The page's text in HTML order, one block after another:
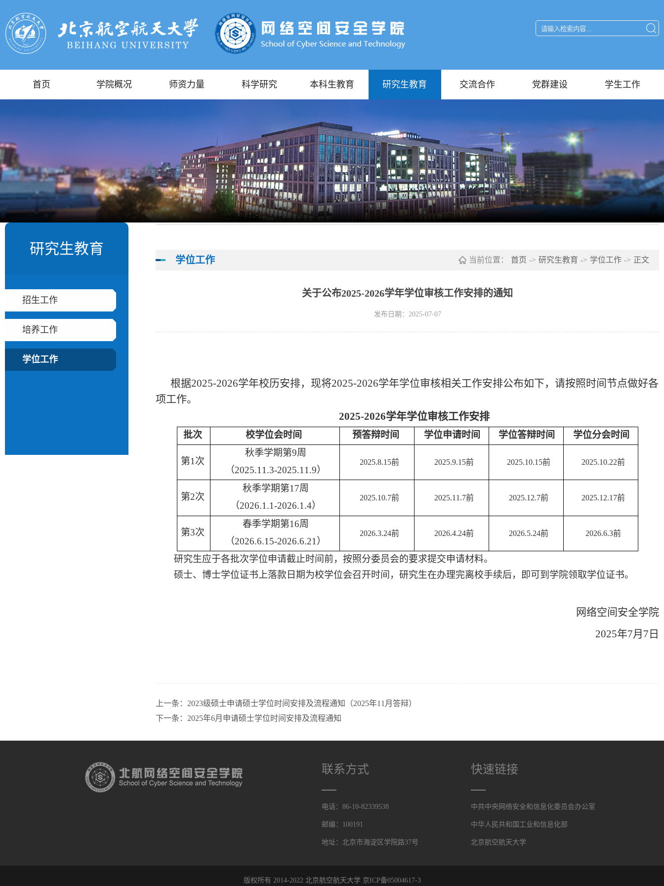
首页 学院概况 师资力量 科学研究 本科生教育 研究生教育 交流合作 党群建设 学生工作
研究生教育
招生工作
培养工作
学位工作
学位工作 当前位置： 首页 -> 研究生教育 -> 学位工作 -> 正文
关于公布2025-2026学年学位审核工作安排的通知
发布日期：2025-07-07
根据2025-2026学年校历安排，现将2025-2026学年学位审核相关工作安排公布如下，请按照时间节点做好各
项工作。
2025-2026学年学位审核工作安排
批次 校学位会时间 预答辩时间 学位申请时间 学位答辩时间 学位分会时间
第1次
秋季学期第9周
（2025.11.3-2025.11.9）
2025.8.15前 2025.9.15前 2025.10.15前 2025.10.22前
第2次
秋季学期第1 7周
（2026.1.1-2026.1.4）
2025.10.7前 2025.11.7前 2025.12.7前 2025.12.17前
第3次
春季学期第16周
（2026.6.15-2026.6.21 ）
2026.3.24前 2026.4.24前 2026.5.24前 2026.6.3前
研究生应于各批次学位申请截止时间前，按照分委员会的要求提交申请材料。
硕士、博士学位证书上落款日期为校学位会召开时间，研究生在办理完离校手续后，即可到学院领取学位证书。
网络空间安全学院
2025年7月 7 日
上一条： 2023级硕士申请硕士学位时间安排及流程通知（2025年11月答辩）
下一条： 2025年6月申请硕士学位时间安排及流程通知
联系方式
电话：86-10-82339538
邮编：100191
地址：北京市海淀区学院路37号
快速链接
中共中央网络安全和信息化委员会办公室
中华人民共和国工业和信息化部
北京航空航天大学
版权所有 2014-2022 北京航空航天大学 京ICP备05004617-3